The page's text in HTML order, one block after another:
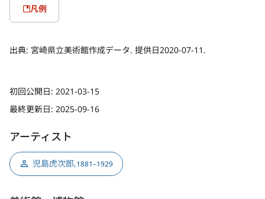
凡例
出典: 宮崎県立美術館作成データ. 提供日2020-07-11.
初回公開日: 2021-03-15
最終更新日: 2025-09-16
アーティスト
児島虎次郎,1881–1929